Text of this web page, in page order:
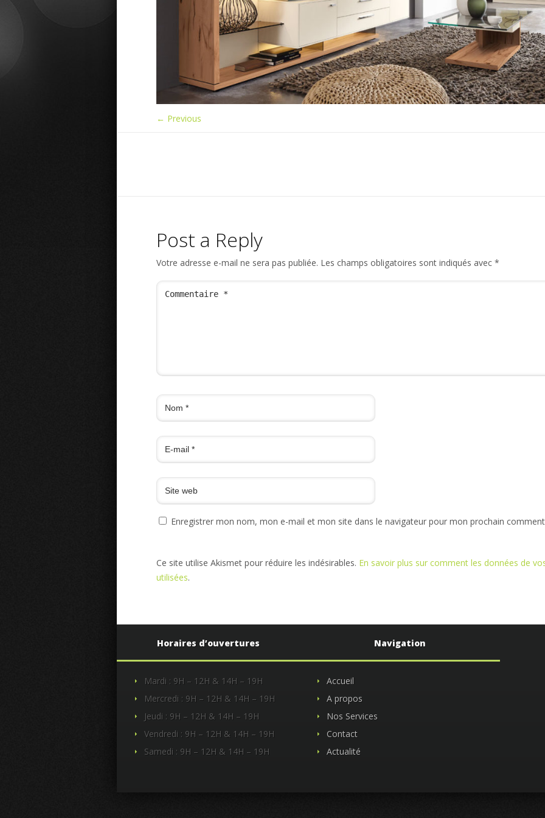
← Previous
Post a Reply
Votre adresse e-mail ne sera pas publiée. Les champs obligatoires sont indiqués avec *
Enregistrer mon nom, mon e-mail et mon site dans le navigateur pour mon prochain
Ce site utilise Akismet pour réduire les indésirables. En savoir plus sur comment les données de
utilisées.
Horaires d’ouvertures
Mardi : 9H – 12H & 14H – 19H
Mercredi : 9H – 12H & 14H – 19H
Jeudi : 9H – 12H & 14H – 19H
Vendredi : 9H – 12H & 14H – 19H
Samedi : 9H – 12H & 14H – 19H
Navigation
Accueil
A propos
Nos Services
Contact
Actualité